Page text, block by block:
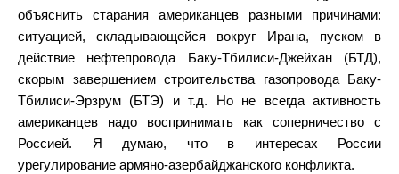
объяснить старания американцев разными причинами:
ситуацией, складывающейся вокруг Ирана, пуском в
действие нефтепровода Баку-Тбилиси-Джейхан (БТД),
скорым завершением строительства газопровода Баку-
Тбилиси-Эрзрум (БТЭ) и т.д. Но не всегда активность
американцев надо воспринимать как соперничество с
Россией. Я думаю, что в интересах России
урегулирование армяно-азербайджанского конфликта.